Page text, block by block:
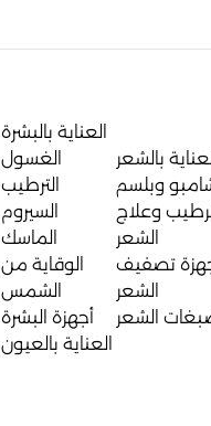
العناية بالشعر
وبلسم
وعلاج
الشعر
تصفيف
الشعر
الشعر
العناية بالبشرة
الغسول
الترطيب
السيروم
الماسك
الوقاية من
الشمس
أجهزة البشرة
العناية بالعيون